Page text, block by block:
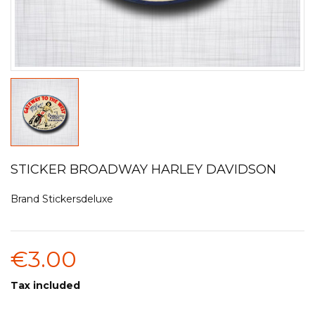
STICKER BROADWAY HARLEY DAVIDSON
Brand Stickersdeluxe
€3.00
Tax included